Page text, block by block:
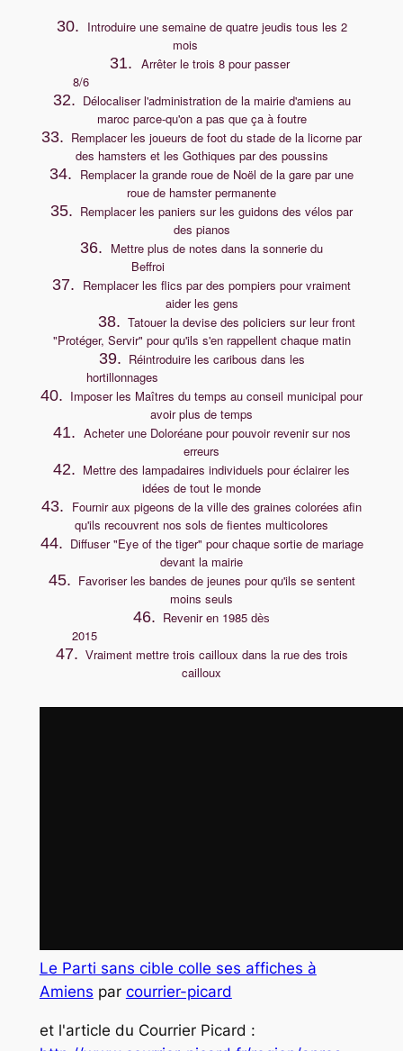
30. Introduire une semaine de quatre jeudis tous les 2
mois
31. Arrêter le trois 8 pour passer
8/6
32. Délocaliser l'administration de la mairie d'amiens au
maroc parce-qu'on a pas que ça à foutre
33. Remplacer les joueurs de foot du stade de la licorne par
des hamsters et les Gothiques par des poussins
34. Remplacer la grande roue de Noël de la gare par une
roue de hamster permanente
35. Remplacer les paniers sur les guidons des vélos par
des pianos
36. Mettre plus de notes dans la sonnerie du
Beffroi
37. Remplacer les flics par des pompiers pour vraiment
aider les gens
38. Tatouer la devise des policiers sur leur front
"Protéger, Servir" pour qu'ils s'en rappellent chaque matin
39. Réintroduire les caribous dans les
hortillonnages
40. Imposer les Maîtres du temps au conseil municipal pour
avoir plus de temps
41. Acheter une Doloréane pour pouvoir revenir sur nos
erreurs
42. Mettre des lampadaires individuels pour éclairer les
idées de tout le monde
43. Fournir aux pigeons de la ville des graines colorées afin
qu'ils recouvrent nos sols de fientes multicolores
44. Diffuser "Eye of the tiger" pour chaque sortie de mariage
devant la mairie
45. Favoriser les bandes de jeunes pour qu'ils se sentent
moins seuls
46. Revenir en 1985 dès
2015
47. Vraiment mettre trois cailloux dans la rue des trois
cailloux
Le Parti sans cible colle ses affiches à
Amiens par courrier-picard
et l'article du Courrier Picard :